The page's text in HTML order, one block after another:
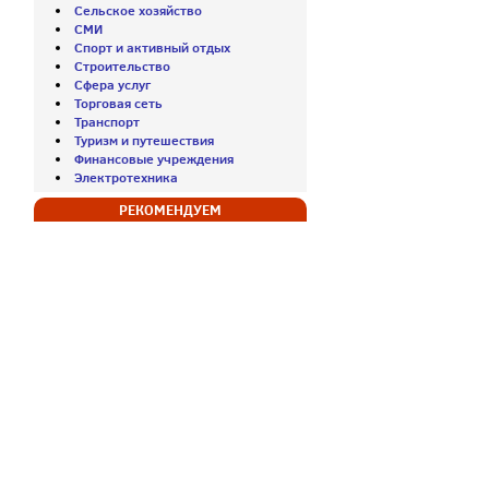
Сельское хозяйство
СМИ
Спорт и активный отдых
Строительство
Сфера услуг
Торговая сеть
Транспорт
Туризм и путешествия
Финансовые учреждения
Электротехника
РЕКОМЕНДУЕМ